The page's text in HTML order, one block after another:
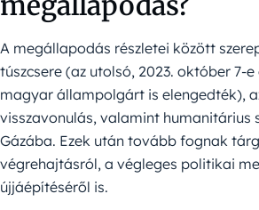
A megállapodás részletei között
túszcsere (az utolsó, 2023. október
magyar állampolgárt is elengedték),
visszavonulás, valamint humanitárius
Gázába. Ezek után tovább fognak
végrehajtásról, a végleges politikai
újjáépítéséről is.